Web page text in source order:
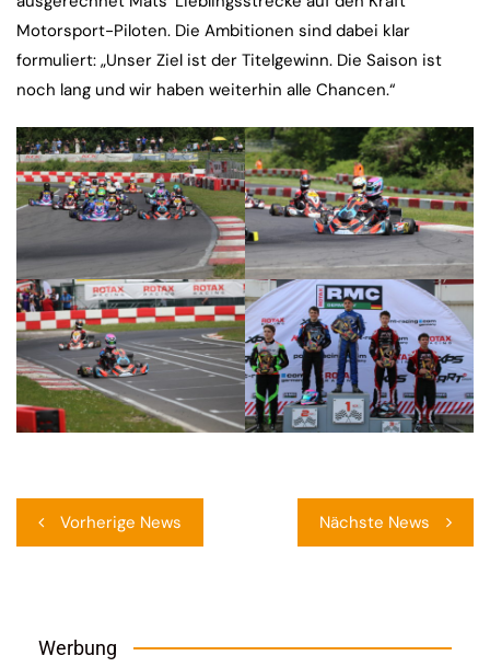
Motorsport-Piloten. Die Ambitionen sind dabei klar
formuliert: „Unser Ziel ist der Titelgewinn. Die Saison ist
noch lang und wir haben weiterhin alle Chancen.“
Vorherige News Nächste News
Werbung